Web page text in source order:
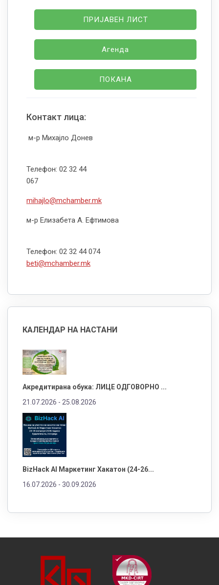
ПРИЈАВЕН ЛИСТ
Агенда
ПОКАНА
Контакт лица:
м-р Михајло Донев
Телефон: 02 32 44
067
mihajlo@mchamber.mk
м-р Елизабета А. Ефтимова
Телефон: 02 32 44 074
beti@mchamber.mk
КАЛЕНДАР НА НАСТАНИ
Акредитирана обука: ЛИЦЕ ОДГОВОРНО ...
21.07.2026 - 25.08.2026
BizHack AI Маркетинг Хакатон (24-26...
16.07.2026 - 30.09.2026